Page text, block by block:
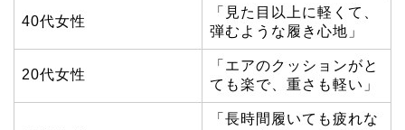
40代女性
「見た目以上に軽くて、
弾むような履き心地」
20代女性
「エアのクッションがと
ても楽で、重さも軽い」
「長時間履いても疲れな